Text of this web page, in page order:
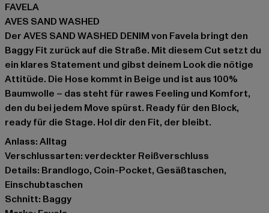
FAVELA
AVES SAND WASHED
Der AVES SAND WASHED DENIM von Favela bringt den
Baggy Fit zurück auf die Straße. Mit diesem Cut setzt du
ein klares Statement und gibst deinem Look die nötige
Attitüde. Die Hose kommt in Beige und ist aus 100%
Baumwolle – das steht für rawes Feeling und Komfort,
den du bei jedem Move spürst. Ready für den Block,
ready für die Stage. Hol dir den Fit, der bleibt.
Anlass: Alltag
Verschlussarten: verdeckter Reißverschluss
Details: Brandlogo, Coin-Pocket, Gesäßtaschen,
Einschubtaschen
Schnitt: Baggy